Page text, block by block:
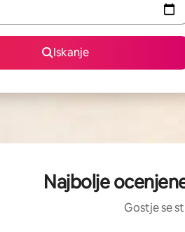
Iskanje
Najbolje
Gostje se